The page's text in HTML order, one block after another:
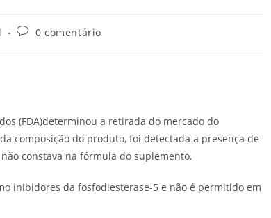
Comentários
0 comentário
(FDA)determinou a retirada do mercado do
composição do produto, foi detectada a presença de
constava na fórmula do suplemento.
inibidores da fosfodiesterase-5 e não é permitido em